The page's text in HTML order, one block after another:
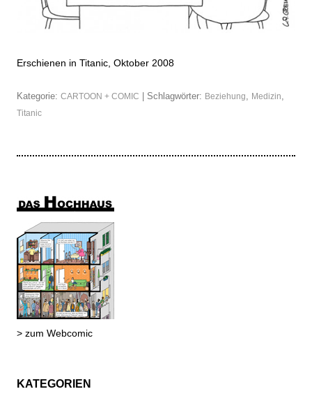
Erschienen in Titanic, Oktober 2008
Kategorie: CARTOON + COMIC | Schlagwörter: Beziehung, Medizin,
Titanic
> zum Webcomic
KATEGORIEN